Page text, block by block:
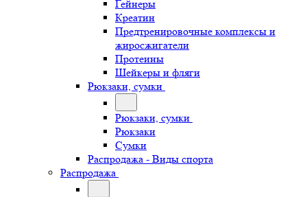
Гейнеры
Креатин
Предтренировочные комплексы и
жиросжигатели
Протеины
Шейкеры и фляги
Рюкзаки, сумки
Рюкзаки, сумки
Рюкзаки
Сумки
Распродажа - Виды спорта
Распродажа